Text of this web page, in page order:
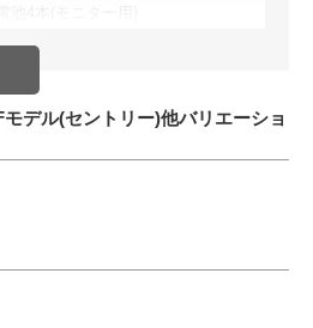
衝撃テスト認定
デル(セントリー)他バリエーショ